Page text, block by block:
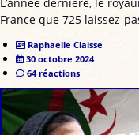
France que 725 laissez-
Raphaelle Claisse
30 octobre 2024
64 réactions